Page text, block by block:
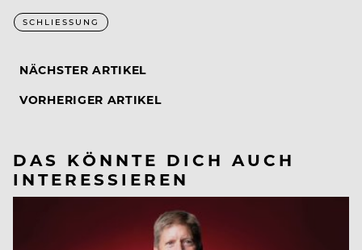
SCHLIESSUNG
NÄCHSTER ARTIKEL
VORHERIGER ARTIKEL
DAS KÖNNTE DICH AUCH
INTERESSIEREN